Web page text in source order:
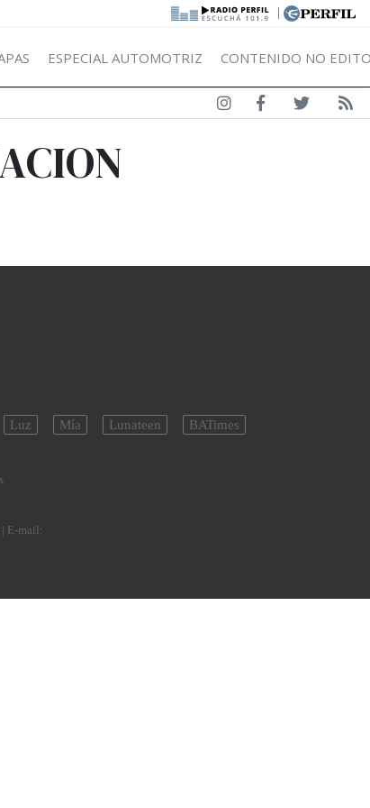
|
ESPECIAL AUTOMOTRIZ CONTENIDO NO
Luz Mía Lunateen BATimes
| E-mail: